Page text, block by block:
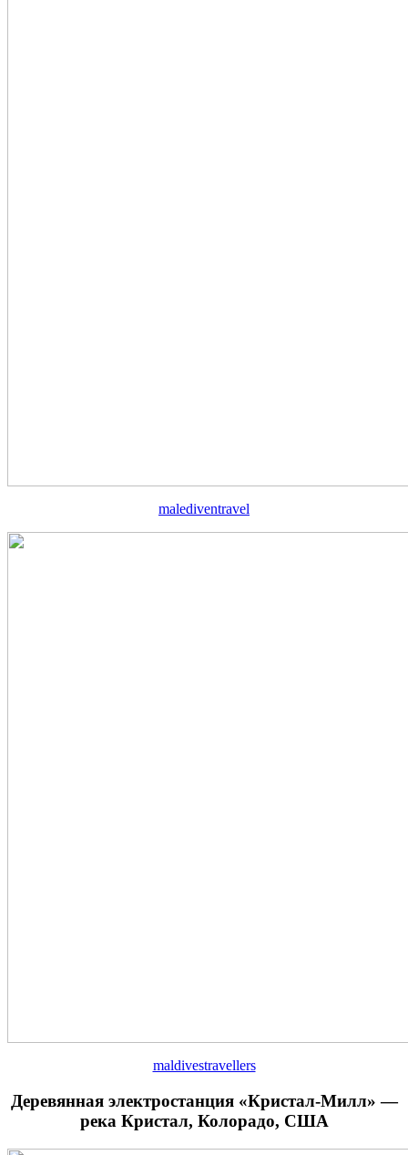
malediventravel
maldivestravellers
Деревянная электростанция «Кристал-Милл» —
река Кристал, Колорадо, США